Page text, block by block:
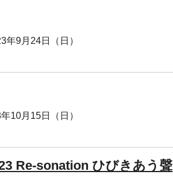
年9月24日（日）
10月15日（日）
Re-sonation ひびきあう聲